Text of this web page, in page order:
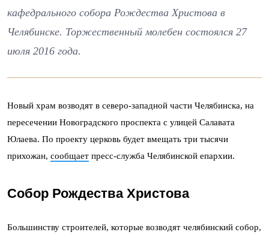
кафедрального собора Рождества Христова в
Челябинске. Торжественный молебен состоялся 27
июля 2016 года.
Новый храм возводят в северо-западной части Челябинска, на
пересечении Новоградского проспекта с улицей Салавата
Юлаева. По проекту церковь будет вмещать три тысячи
прихожан, сообщает пресс-служба Челябинской епархии.
Собор Рождества Христова
Большинству строителей, которые возводят челябинский собор,